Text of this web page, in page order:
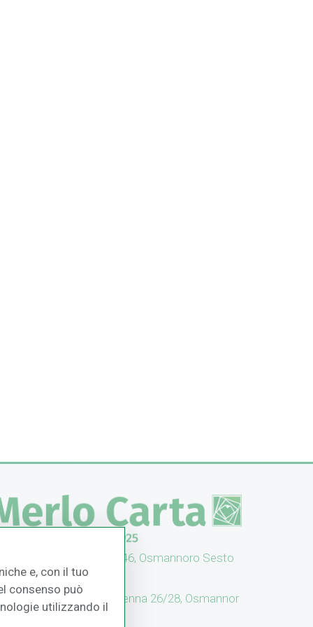
UFFICI: V. Senna 44/46, Osmannoro Sesto
(FI)
CASH & CARRY: V. Senna 26/28, Osmannor
F.no (FI)
e, con il tuo
consenso può
utilizzando il